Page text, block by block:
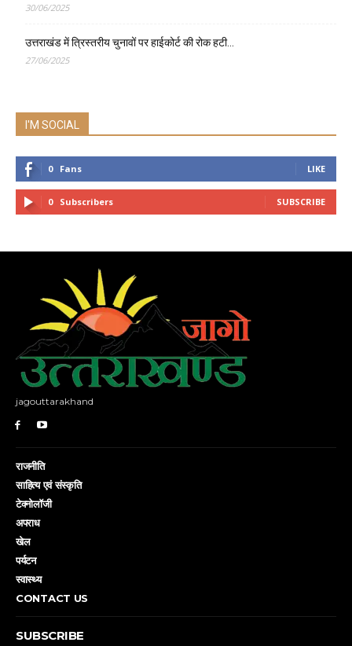
30/06/2025
उत्तराखंड में त्रिस्तरीय चुनावों पर हाईकोर्ट की रोक हटी…
27/06/2025
I'M SOCIAL
0 Fans LIKE
0 Subscribers SUBSCRIBE
jagouttarakhand
राजनीति
साहित्य एवं संस्कृति
टेक्नोलॉजी
अपराध
खेल
पर्यटन
स्वास्थ्य
CONTACT US
SUBSCRIBE